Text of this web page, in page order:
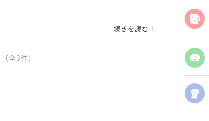
続きを読む
（全3件）